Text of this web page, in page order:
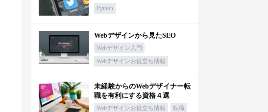
Python
Webデザインから見たSEO
Webデザイン入門
Webデザインお役立ち情報
未経験からのWebデザイナー転
職を有利にする資格４選
Webデザインお役立ち情報 転職